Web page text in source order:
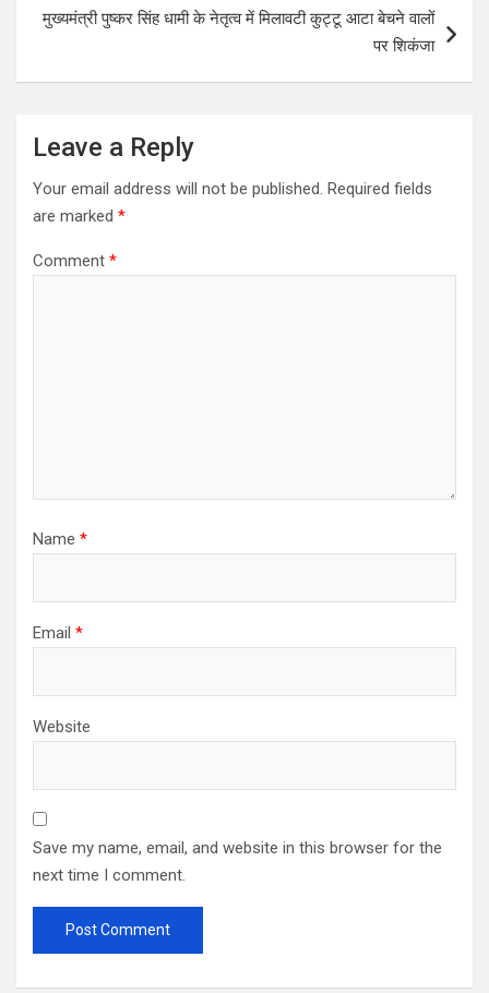
a
मुख्यमंत्री पुष्कर सिंह धामी के नेतृत्व में मिलावटी कुट्टू आटा बेचने वालों
पर शिकंजा
Leave a Reply
Your email address will not be published. Required fields
are marked *
Comment *
Name *
Email *
Website
Save my name, email, and website in this browser for the
next time I comment.